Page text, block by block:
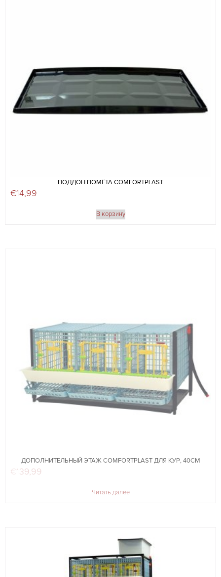
ПОДДОН ПОМЁТА COMFORTPLAST
€14,99
В корзину
ДОПОЛНИТЕЛЬНЫЙ ЭТАЖ COMFORTPLAST ДЛЯ КУР, 40СМ
€139,99
Читать далее